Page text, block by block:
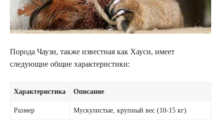
Порода Чаузи, также известная как Хауси, имеет
следующие общие характеристики:
Характеристика Описание
Размер Мускулистые, крупный вес (10-15 кг)